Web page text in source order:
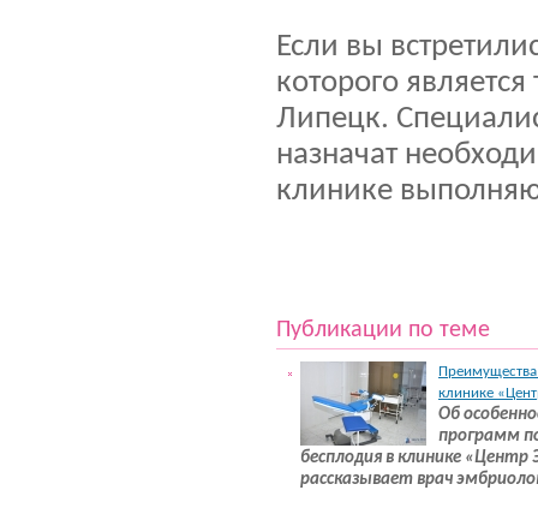
Если вы
которого
Липецк.
назначат
клинике
Публикации по теме
клинике
Об
программ
бесплодия в клинике «Центр
рассказывает врач